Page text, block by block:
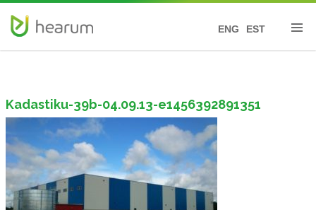
EST
ENG
Kadastiku-39b-04.09.13-e1456392891351